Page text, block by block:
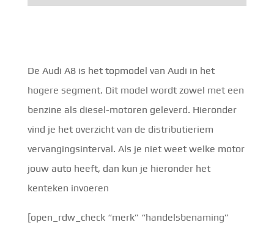
De Audi A8 is het topmodel van Audi in het
hogere segment. Dit model wordt zowel met een
benzine als diesel-motoren geleverd. Hieronder
vind je het overzicht van de distributieriem
vervangingsinterval. Als je niet weet welke motor
jouw auto heeft, dan kun je hieronder het
kenteken invoeren
[open_rdw_check “merk” “handelsbenaming”